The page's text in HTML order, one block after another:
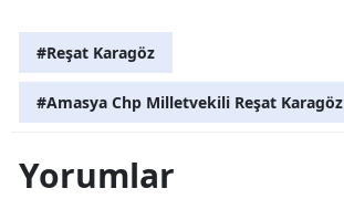
#Reşat Karagöz
#Amasya Chp Milletvekili Reşat Karagöz
Yorumlar